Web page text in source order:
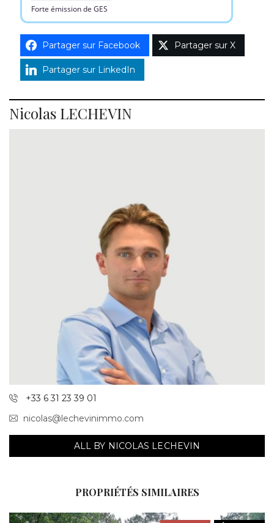
Forte émission de GES
Partager sur Facebook Partager sur X
Partager sur LinkedIn
Nicolas LECHEVIN
+33 6 31 23 39 01
nicolas@lechevinimmo.com
ALL BY NICOLAS LECHEVIN
PROPRIÉTÉS SIMILAIRES